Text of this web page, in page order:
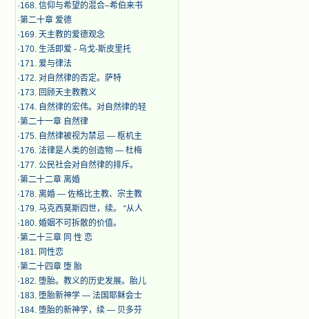
·168. 信仰与希望的混合–希伯来书
·第二十章 爱德
·169. 天主教的爱德观念
·170. 生活即爱 - 乌戈-斯皮里托
·171. 爱与律法
·172. 对自然律的否定。萨特
·173. 回顾天主教教义
·174. 自然律的宏伟。对自然律的轻
·第二十一章 自然律
·175. 自然律被视为禁忌 — 枢机主
·176. 法律是人类的创造物 — 杜梅
·177. 公民社会对自然律的排斥。
·第二十二章 离婚
·178. 离婚 — 佐格比主教、宗主教
·179. 马克西莫斯四世，续。 “从人
·180. 婚姻不可拆散的价值。
·第二十三章 同 性 恋
·181. 同性恋
·第二十四章 堕 胎
·182. 堕胎。教义的历史发展。胎儿
·183. 堕胎新神学 — 法国耶稣会士
·184. 堕胎的新神学，续 — 贝多芬